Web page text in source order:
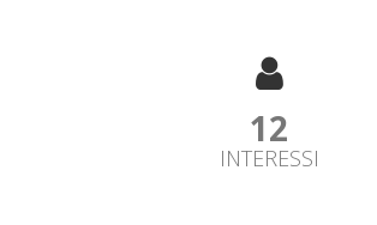
12
INTERESSI